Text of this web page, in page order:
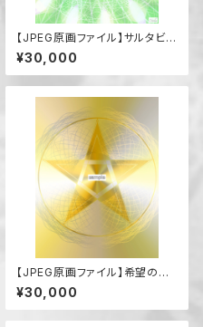
【JPEG原画ファイル】サルタビコ
ノカミ
¥30,000
【JPEG原画ファイル】希望の到
来
¥30,000